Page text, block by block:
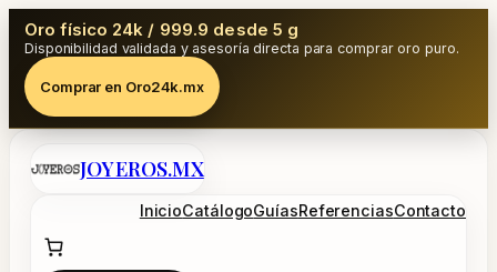
Oro físico 24k / 999.9 desde 5 g
Disponibilidad validada y asesoría directa para comprar oro puro.
Comprar en Oro24k.mx
Saltar
JOYEROS.MX
InicioCatálogoGuíasReferenciasContacto